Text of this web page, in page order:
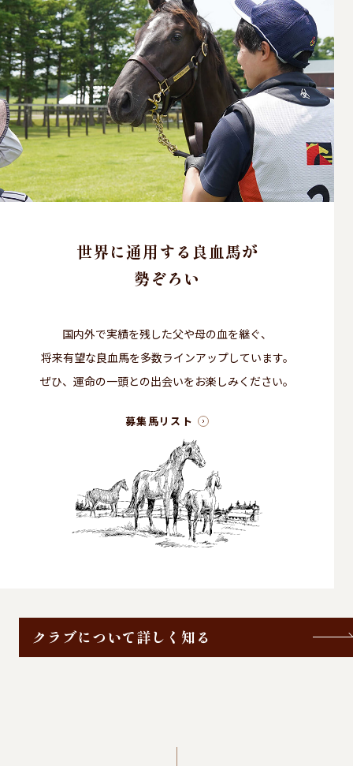
世界に通用する良血馬が
勢ぞろい
国内外で実績を残した父や母の血を継ぐ、
将来有望な良血馬を多数ラインアップしています。
ぜひ、運命の一頭との出会いをお楽しみください。
募集馬リスト
クラブについて詳しく知る